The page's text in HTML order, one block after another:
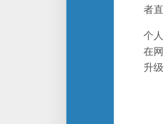
者
个
在
升